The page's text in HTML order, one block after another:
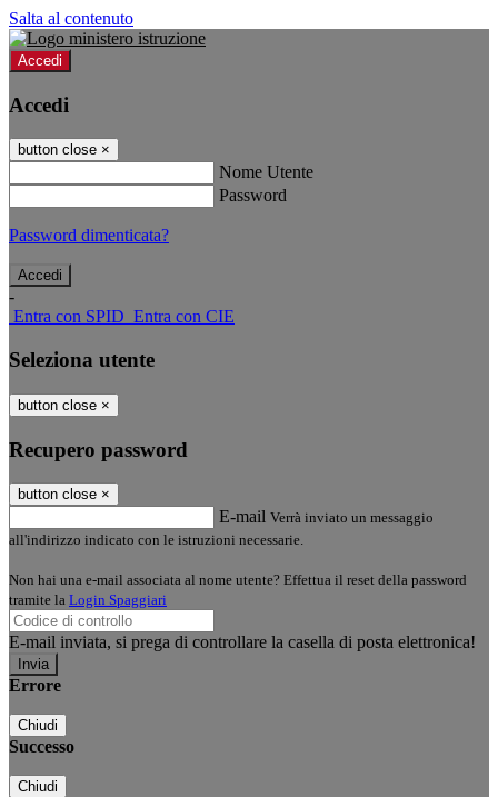
Salta al contenuto
Accedi
Accedi
button close ×
Nome Utente
Password
Password dimenticata?
-
Entra con SPID Entra con CIE
Seleziona utente
button close ×
Recupero password
button close ×
E-mail Verrà inviato un messaggio
all'indirizzo indicato con le istruzioni necessarie.
Non hai una e-mail associata al nome utente? Effettua il reset della password
tramite la Login Spaggiari
E-mail inviata, si prega di controllare la casella di posta elettronica!
Errore
Chiudi
Successo
Chiudi